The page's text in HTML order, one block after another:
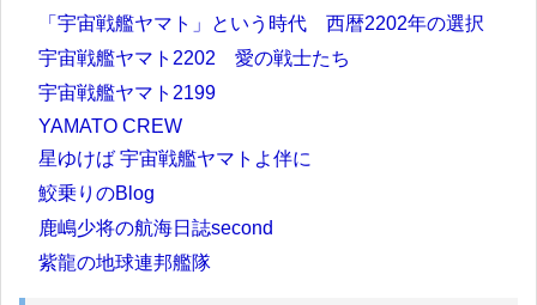
「宇宙戦艦ヤマト」という時代 西暦2202年の選択
宇宙戦艦ヤマト2202 愛の戦士たち
宇宙戦艦ヤマト2199
YAMATO CREW
星ゆけば 宇宙戦艦ヤマトよ伴に
鮫乗りのBlog
鹿嶋少将の航海日誌second
紫龍の地球連邦艦隊